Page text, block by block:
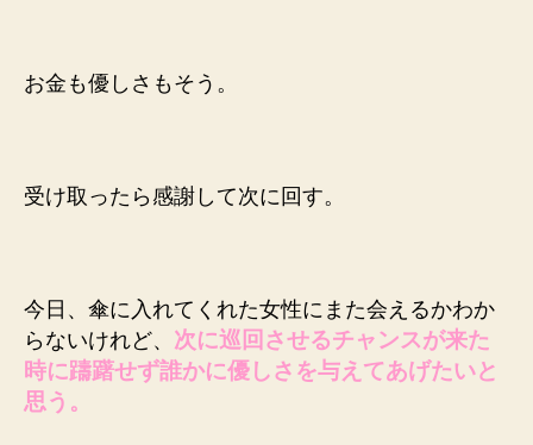
お金も優しさもそう。
受け取ったら感謝して次に回す。
今日、傘に入れてくれた女性にまた会えるかわか
らないけれど、 次に巡回させるチャンスが来た
時に躊躇せず誰かに優しさを与えてあげたいと
思う。